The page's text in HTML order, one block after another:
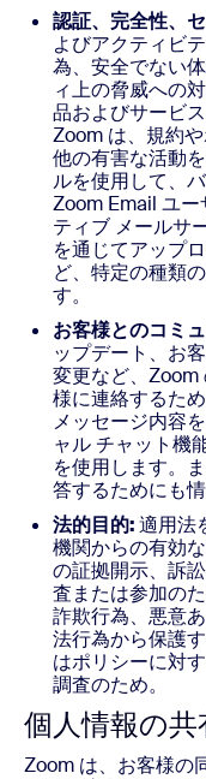
認証、完全性、
よびアクティビ
為、安全でない
ィ上の脅威への
品およびサービ
Zoom は、規約
他の有害な活動
ルを使用して、
Zoom Email ユー
ティブ メールサ
を通じてアップ
ど、特定の種類
す。
お客様とのコミ
ップデート、お
変更など、Zoom
様に連絡するた
メッセージ内容
ャル チャット機
を使用します。
答するためにも
法的目的:適用法
機関からの有効
の証拠開示、訴
査または参加の
詐欺行為、悪意
法行為から保護
はポリシーに対
調査のため。
個人情報の共
Zoom は、お客様の